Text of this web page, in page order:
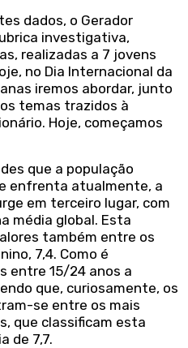
dados, o Gerador
investigativa,
realizadas a 7 jovens
no Dia Internacional da
iremos abordar, junto
temas trazidos à
Hoje, começamos
que a população
enfrenta atualmente, a
em terceiro lugar, com
média global. Esta
também entre os
7,4. Como é
entre 15/24 anos a
que, curiosamente, os
se entre os mais
que classificam esta
de 7,7.